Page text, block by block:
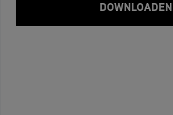
DOWNLOADEN